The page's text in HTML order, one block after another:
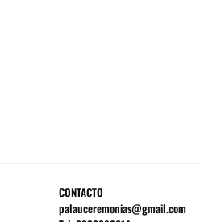
CONTACTO
palauceremonias@gmail.com